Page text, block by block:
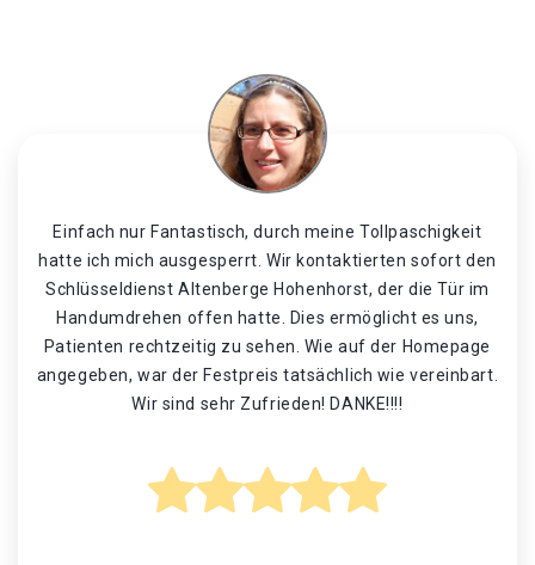
Einfach nur Fantastisch, durch meine Tollpaschigkeit
hatte ich mich ausgesperrt. Wir kontaktierten sofort den
Schlüsseldienst Altenberge Hohenhorst, der die Tür im
Handumdrehen offen hatte. Dies ermöglicht es uns,
Patienten rechtzeitig zu sehen. Wie auf der Homepage
angegeben, war der Festpreis tatsächlich wie vereinbart.
Wir sind sehr Zufrieden! DANKE!!!!